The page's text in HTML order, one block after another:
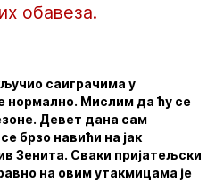
обавеза.
саиграчима у
нормално. Мислим да ћу се
Девет дана сам
брзо навићи на јак
Зенита. Сваки пријатељски
на овим утакмицама је